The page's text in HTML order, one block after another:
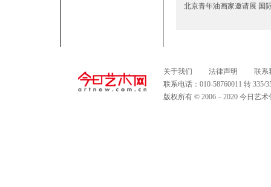
北京青年油画家邀请展 国
关于我们 法律声明
联系
联系电话：010-58760011 转
版权所有 © 2006－2020 今日艺